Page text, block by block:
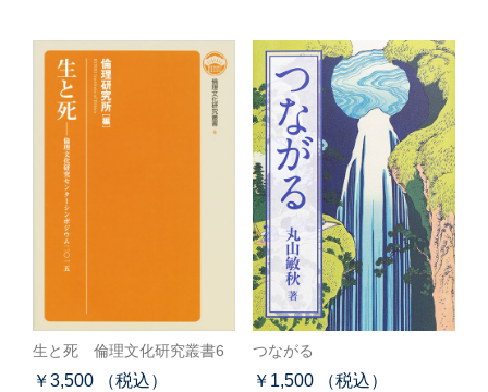
生と死 倫理文化研究叢書6
￥3,500 （税込）
つながる
￥1,500 （税込）